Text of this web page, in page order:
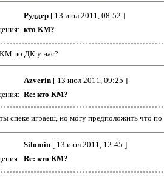
Руддер[ 13 июл 2011, 08:52 ]
кто КМ?
по ДК у нас?
Azverin[ 13 июл 2011, 09:25 ]
Re: кто КМ?
спеке играеш, но могу предположить
Silomin[ 13 июл 2011, 12:45 ]
Re: кто КМ?